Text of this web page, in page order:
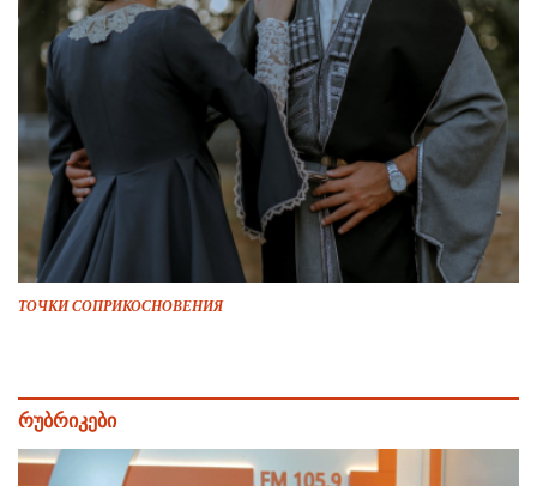
ТОЧКИ СОПРИКОСНОВЕНИЯ
რუბრიკები